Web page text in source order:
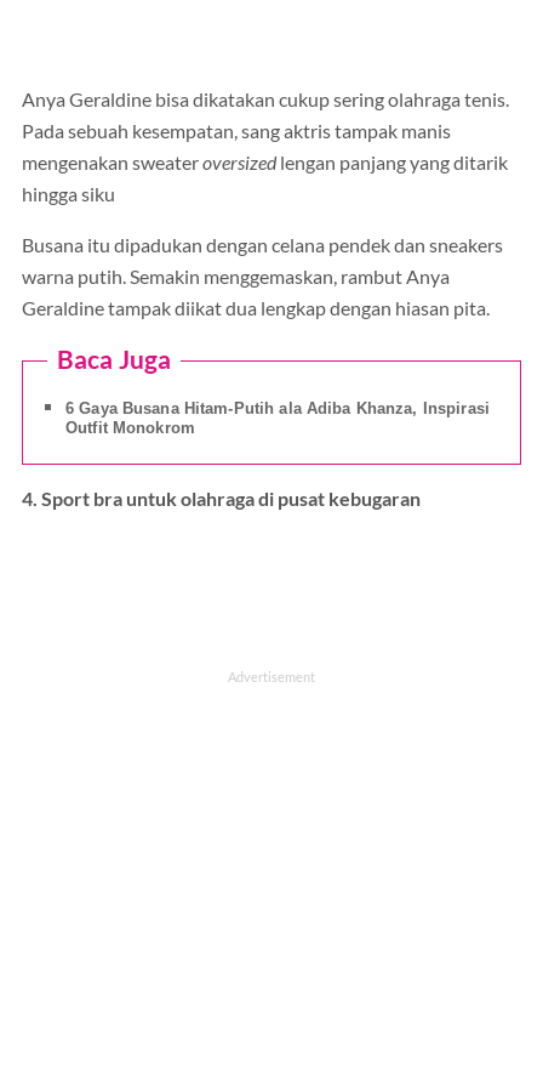
Anya Geraldine bisa dikatakan cukup sering olahraga tenis.
Pada sebuah kesempatan, sang aktris tampak manis
mengenakan sweateroversizedlengan panjang yang ditarik
hingga siku
Busana itu dipadukan dengan celana pendek dan sneakers
warna putih. Semakin menggemaskan, rambut Anya
Geraldine tampak diikat dua lengkap dengan hiasan pita.
Baca Juga
6 Gaya Busana Hitam-Putih ala Adiba Khanza, Inspirasi
Outfit Monokrom
4. Sport bra untuk olahraga di pusat kebugaran